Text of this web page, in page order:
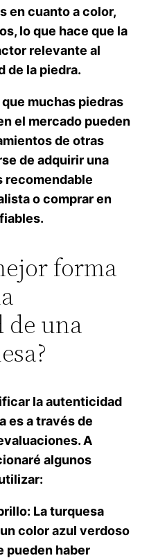
en cuanto a color,
lo que hace que la
relevante al
de la piedra.
muchas piedras
el mercado pueden
de otras
de adquirir una
recomendable
o comprar en
forma
una
la autenticidad
es a través de
A
algunos
La turquesa
color azul verdoso
pueden haber